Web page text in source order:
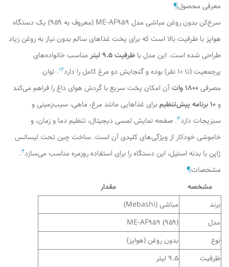
معرفی محصول¶
سرخ‌کن بدون روغن مباشی مدل ME-AF959 (معروف به ۹۵۹) یک دستگاه
هواپز با ظرفیت بالا است که برای پخت غذاهای سالم بدون نیاز به روغن زیاد
طراحی شده است. این مدل با ظرفیت ۹.۵ لیتر
مناسب خانواده‌های
پرجمعیت (تا ۱۰ نفر) بوده و گنجایش دو مرغ کامل را دارد
12 . توان
مصرفی ۱۸۰۰ وات
آن امکان پخت سریع با گردش هوای داغ را فراهم می‌کند
و ۱۰ برنامه پیش‌تنظیم
برای غذاهایی مانند مرغ، ماهی، سیب‌زمینی و
سبزیجات دارد3. صفحه نمایش لمسی دیجیتال، تنظیم دما و زمان، و
خاموشی خودکار از ویژگی‌های کلیدی آن است. ساخت چین تحت لیسانس
ژاپن با بدنه استیل، این دستگاه را برای استفاده روزمره مناسب می‌سازد4
.
مشخصات¶
مشخصه
مقدار
برند
مباشی (Mebashi)
مدل
ME-AF959 (۹۵۹)
نوع
بدون روغن (هواپز)
ظرفیت
۹.۵ لیتر